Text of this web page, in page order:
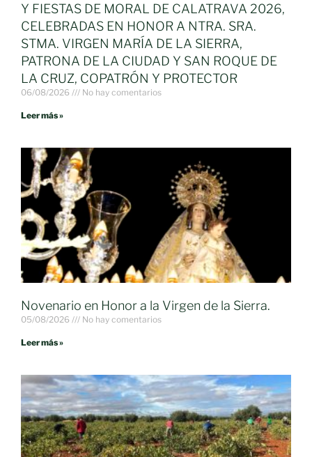
Y FIESTAS DE MORAL DE CALATRAVA 2026,
CELEBRADAS EN HONOR A NTRA. SRA.
STMA. VIRGEN MARÍA DE LA SIERRA,
PATRONA DE LA CIUDAD Y SAN ROQUE DE
LA CRUZ, COPATRÓN Y PROTECTOR
06/08/2026 No hay comentarios
Leer más »
Novenario en Honor a la Virgen de la Sierra.
05/08/2026 No hay comentarios
Leer más »